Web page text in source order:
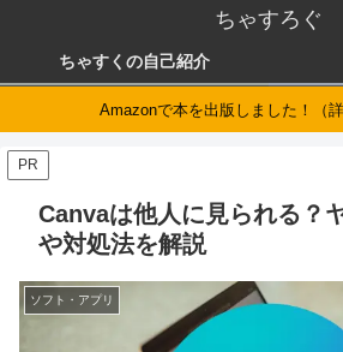
ちゃすろぐ
ちゃすくの自己紹介
Amazonで本を出版しました！（詳
PR
Canvaは他人に見られる？
や対処法を解説
ソフト・アプリ